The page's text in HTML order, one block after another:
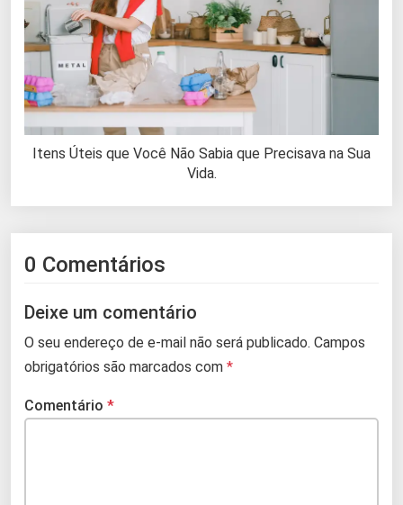
Itens Úteis que Você Não Sabia que Precisava na Sua
Vida.
0 Comentários
Deixe um comentário
O seu endereço de e-mail não será publicado. Campos
obrigatórios são marcados com *
Comentário *